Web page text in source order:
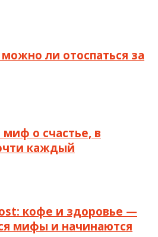
ли отоспаться за
миф о счастье, в
каждый
кофе и здоровье —
мифы и начинаются